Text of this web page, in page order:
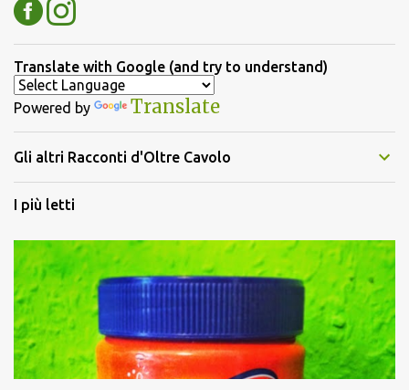
Translate with Google (and try to understand)
Powered by Translate
Gli altri Racconti d'Oltre Cavolo
I più letti